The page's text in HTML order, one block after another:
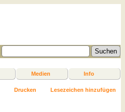
Medien Info
Drucken Lesezeichen hinzufügen